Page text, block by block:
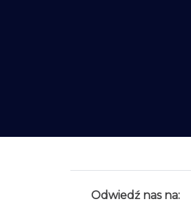
Odwiedź nas na: